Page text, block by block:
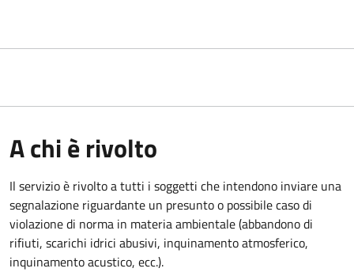
A chi è rivolto
Il servizio è rivolto a tutti i soggetti che intendono inviare una
segnalazione riguardante un presunto o possibile caso di
violazione di norma in materia ambientale (abbandono di
rifiuti, scarichi idrici abusivi, inquinamento atmosferico,
inquinamento acustico, ecc.).